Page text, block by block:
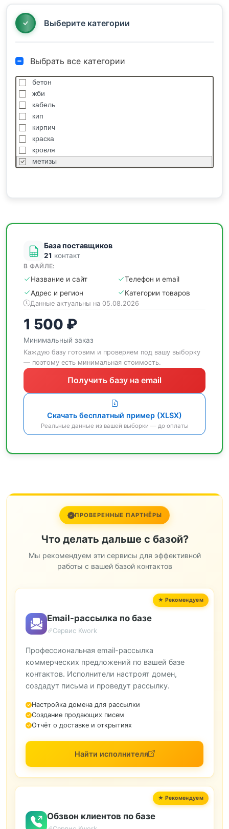
Выберите категории
Выбрать все категории
бетон
жби
кабель
кип
кирпич
краска
кровля
метизы
База поставщиков
21 контакт
В ФАЙЛЕ:
Название и сайт
Телефон и email
Адрес и регион
Категории товаров
Данные актуальны на 05.08.2026
1 500 ₽
Минимальный заказ
Каждую базу готовим и проверяем под вашу выборку
— поэтому есть минимальная стоимость.
Получить базу на email
Скачать бесплатный пример (XLSX)
Реальные данные из вашей выборки — до оплаты
ПРОВЕРЕННЫЕ ПАРТНЁРЫ
Что делать дальше с базой?
Мы рекомендуем эти сервисы для эффективной
работы с вашей базой контактов
Email-рассылка по базе
Сервис Kwork
Профессиональная email-рассылка
коммерческих предложений по вашей базе
контактов. Исполнители настроят домен,
создадут письма и проведут рассылку.
Настройка домена для рассылки
Создание продающих писем
Отчёт о доставке и открытиях
Найти исполнителя
Обзвон клиентов по базе